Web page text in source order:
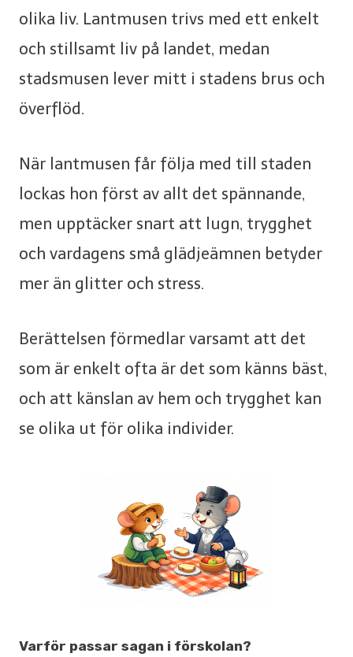
olika liv. Lantmusen trivs med ett enkelt
och stillsamt liv på landet, medan
stadsmusen lever mitt i stadens brus och
överflöd.
När lantmusen får följa med till staden
lockas hon först av allt det spännande,
men upptäcker snart att lugn, trygghet
och vardagens små glädjeämnen betyder
mer än glitter och stress.
Berättelsen förmedlar varsamt att det
som är enkelt ofta är det som känns bäst,
och att känslan av hem och trygghet kan
se olika ut för olika individer.
Varför passar sagan i förskolan?